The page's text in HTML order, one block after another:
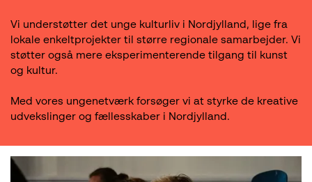
Vi understøtter det unge kulturliv i Nordjylland, lige fra
lokale enkeltprojekter til større regionale samarbejder. Vi
støtter også mere eksperimenterende tilgang til kunst
og kultur.
Med vores ungenetværk forsøger vi at styrke de kreative
udvekslinger og fællesskaber i Nordjylland.